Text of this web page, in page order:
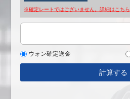
※確定レートではございません。詳細は こちら
ウォン確定送金
計算する